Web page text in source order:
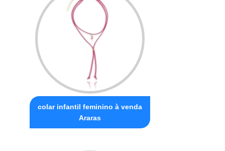
colar infantil feminino à venda
Araras